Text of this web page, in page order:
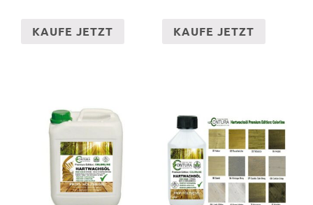
KAUFE JETZT KAUFE JETZT